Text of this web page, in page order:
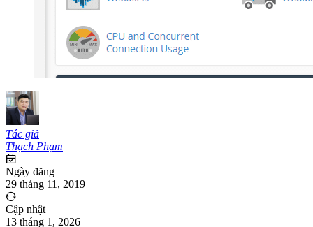
Tác giả
Thạch Phạm
Ngày đăng
29 tháng 11, 2019
Cập nhật
13 tháng 1, 2026